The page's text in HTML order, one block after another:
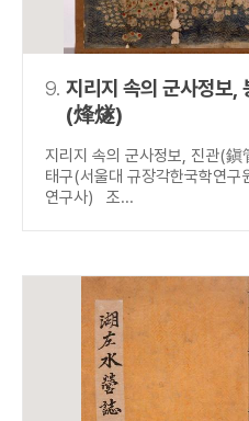
9. 지리지 속의 군사정보,
(烽燧)
지리지 속의 군사정보, 진관(
태구(서울대 규장각한국학연구
연구사) 조...